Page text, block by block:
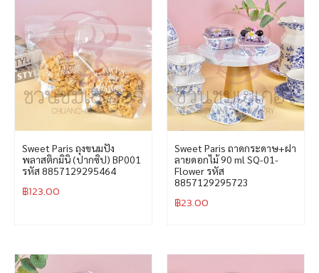
Sweet Paris ถุงขนมปัง
พลาสติกมินิ (ปากซิป) BP001
รหัส 8857129295464
฿123.00
Sweet Paris ถาดกระดาษ+ฝา
ลายดอกไม้ 90 ml SQ-01-
Flower รหัส
8857129295723
฿23.00